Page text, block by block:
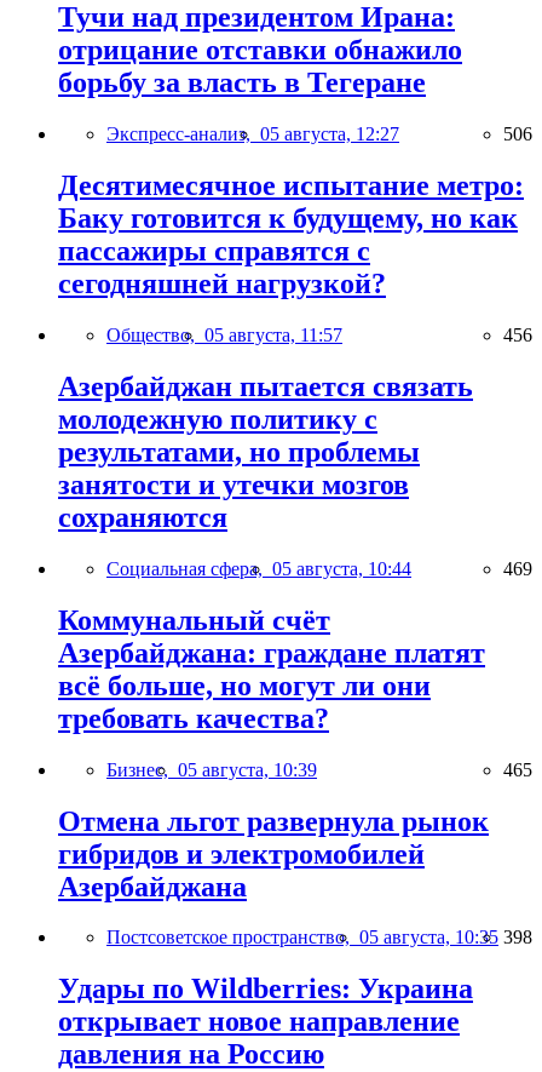
Тучи над президентом Ирана:
отрицание отставки обнажило
борьбу за власть в Тегеране
Экспресс-анализ, 05 августа, 12:27 506
Десятимесячное испытание метро:
Баку готовится к будущему, но как
пассажиры справятся с
сегодняшней нагрузкой?
Общество, 05 августа, 11:57 456
Азербайджан пытается связать
молодежную политику с
результатами, но проблемы
занятости и утечки мозгов
сохраняются
Социальная сфера, 05 августа, 10:44 469
Коммунальный счёт
Азербайджана: граждане платят
всё больше, но могут ли они
требовать качества?
Бизнес, 05 августа, 10:39 465
Отмена льгот развернула рынок
гибридов и электромобилей
Азербайджана
Постсоветское пространство, 05 августа, 10:35 398
Удары по Wildberries: Украина
открывает новое направление
давления на Россию